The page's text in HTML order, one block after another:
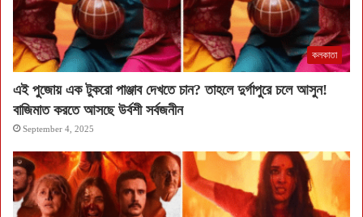
কলকাতা
এই পুজোয় এক টুকরো পাঞ্জাব দেখতে চান? তাহলে দুর্গাপুরে চলে আসুন!
বাজিমাত করতে আসছে উর্বশী সর্বজনীন
September 4, 2025